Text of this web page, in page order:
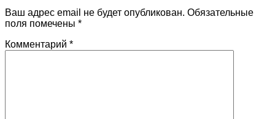
Ваш адрес email не будет опубликован. Обязательные
поля помечены *
Комментарий *